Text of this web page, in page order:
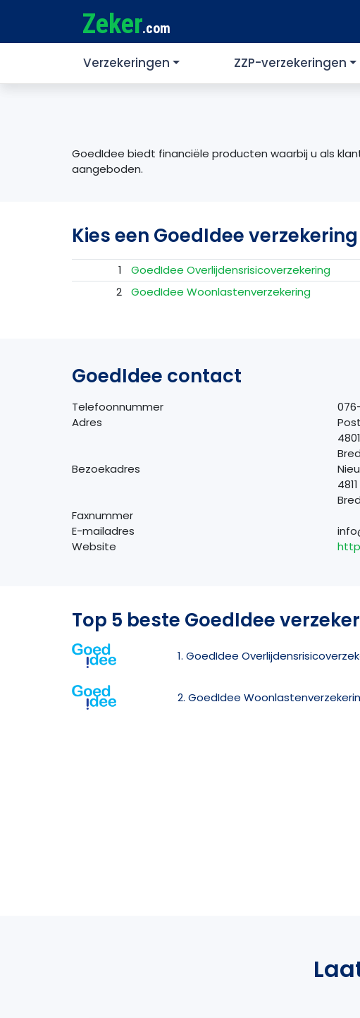
Zeker.com
Verzekeringen ZZP-verzekeringen
GoedIdee biedt financiële producten waarbij u als
aangeboden.
Kies een GoedIdee verzekering
1 GoedIdee Overlijdensrisicoverzekering
2
GoedIdee Woonlastenverzekering
GoedIdee contact
Telefoonnummer
Adres
Bezoekadres
Faxnummer
E-mailadres
Website
Top 5 beste GoedIdee
1. GoedIdee
2. GoedIdee